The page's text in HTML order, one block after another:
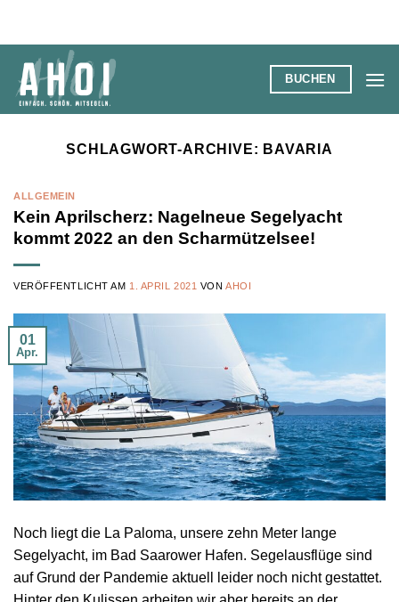
springen
BUCHEN
SCHLAGWORT-ARCHIVE: BAVARIA
ALLGEMEIN
Kein Aprilscherz: Nagelneue Segelyacht
kommt 2022 an den Scharmützelsee!
VERÖFFENTLICHT AM 1. APRIL 2021 VONAHOI
01
Apr.
Noch liegt die La Paloma, unsere zehn Meter lange
Segelyacht, im Bad Saarower Hafen. Segelausflüge sind
auf Grund der Pandemie aktuell leider noch nicht gestattet.